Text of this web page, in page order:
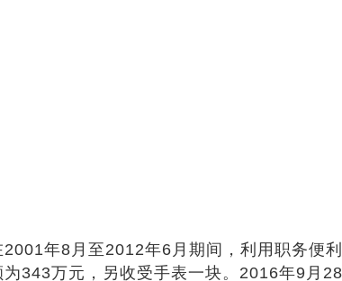
年8月至2012年6月期间，利用职务便
343万元，另收受手表一块。2016年9月